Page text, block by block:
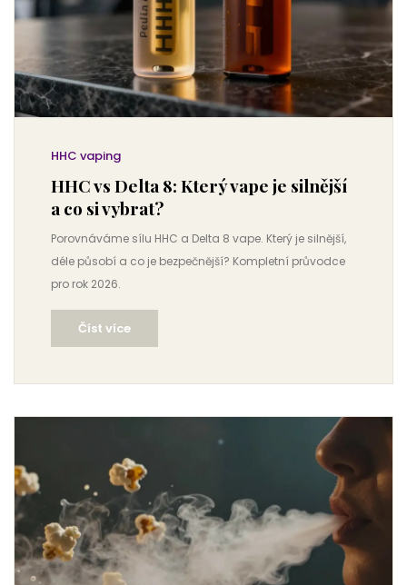
HHC vaping
HHC vs Delta 8: Který vape je silnější
a co si vybrat?
Porovnáváme sílu HHC a Delta 8 vape. Který je silnější,
déle působí a co je bezpečnější? Kompletní průvodce
pro rok 2026.
Číst více